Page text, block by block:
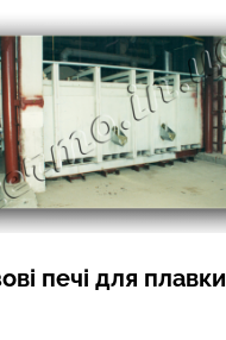
печі для